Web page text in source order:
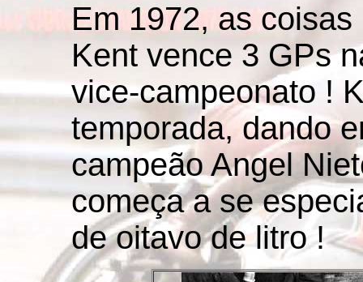
Em 1972, as
Kent vence 3 GPs
vice-campeonato !
temporada, dando
campeão Angel
começa a se
de oitavo de litro !